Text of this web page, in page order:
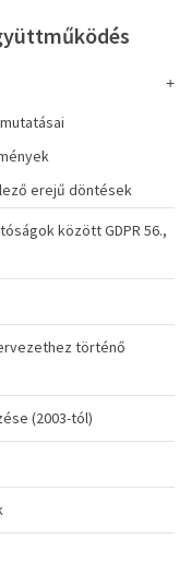
erejű döntések
között GDPR 56.,
történő
(2003-tól)